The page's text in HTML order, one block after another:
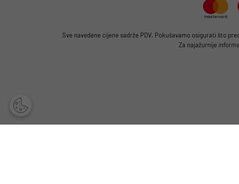
Sve navedene cijene sadrže PDV. Pokušavamo osigurati što
Za najažurnije